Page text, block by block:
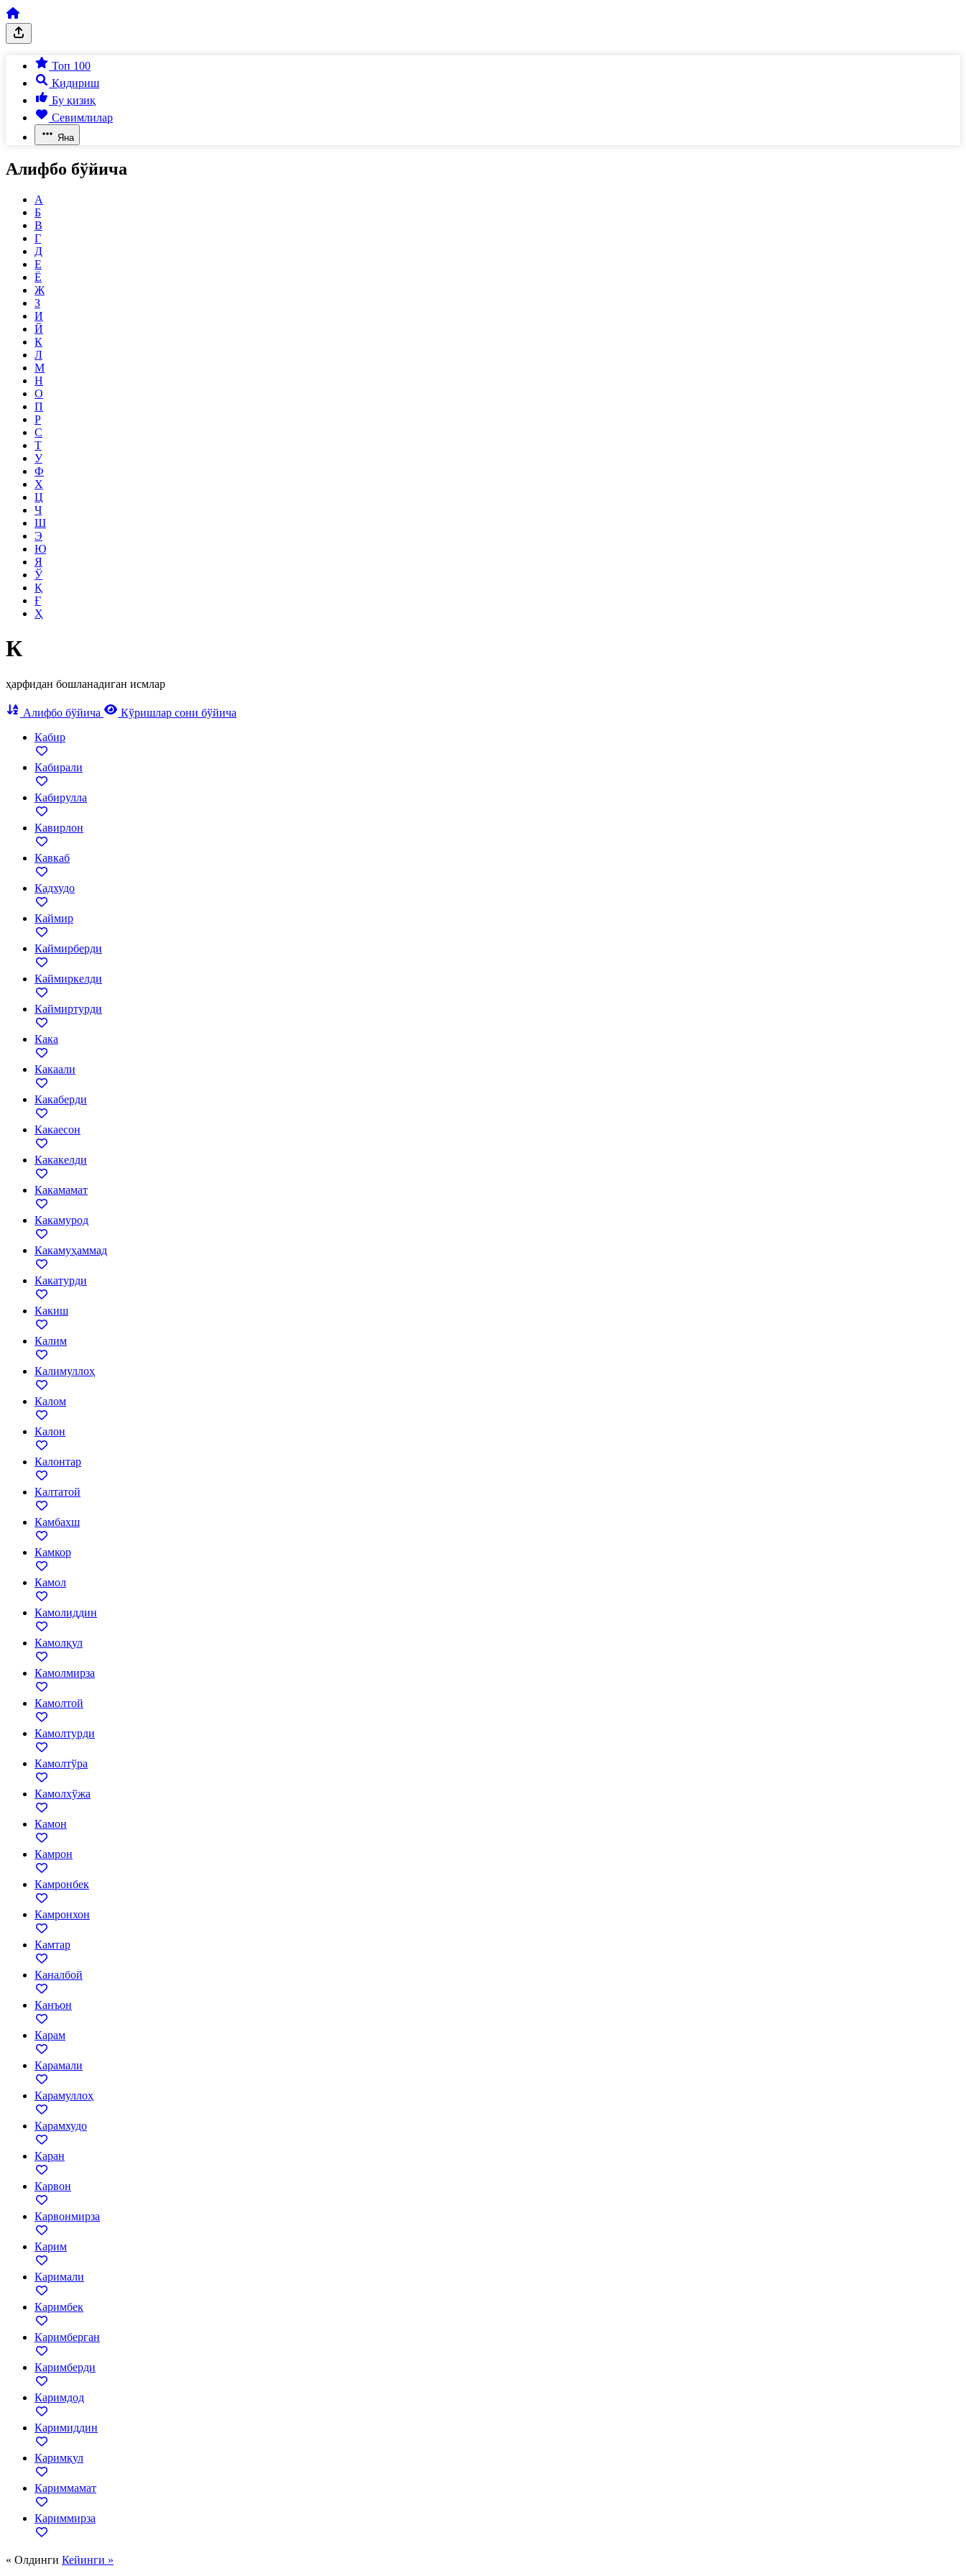
Топ 100
Қидириш
Бу қизиқ
Севимлилар
Яна
Алифбо бўйича
А
Б
В
Г
Д
Е
Ё
Ж
З
И
Й
К
Л
М
Н
О
П
Р
С
Т
У
Ф
Х
Ц
Ч
Ш
Э
Ю
Я
Ў
Қ
Ғ
Ҳ
К
ҳарфидан бошланадиган исмлар
Алифбо бўйича
Кўришлар сони бўйича
Кабир
Кабирали
Кабирулла
Кавирлон
Кавкаб
Кадхудо
Каймир
Каймирберди
Каймиркелди
Каймиртурди
Кака
Какаали
Какаберди
Какаесон
Какакелди
Какамамат
Какамурод
Какамуҳаммад
Какатурди
Какиш
Калим
Калимуллоҳ
Калом
Калон
Калонтар
Калтатой
Камбахш
Камкор
Камол
Камолиддин
Камолқул
Камолмирза
Камолтой
Камолтурди
Камолтўра
Камолхўжа
Камон
Камрон
Камронбек
Камронхон
Камтар
Каналбой
Канъон
Карам
Карамали
Карамуллоҳ
Карамхудо
Каран
Карвон
Карвонмирза
Карим
Каримали
Каримбек
Каримберган
Каримберди
Каримдод
Каримиддин
Каримқул
Кариммамат
Кариммирза
« Олдинги Кейинги »